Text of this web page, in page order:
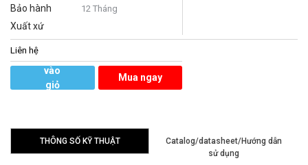
Bảo hành 12 Tháng
Xuất xứ
Liên hệ
vào
giỏ
Mua ngay
THÔNG SỐ KỸ THUẬT
Catalog/datasheet/Hướng dẫn
sử dụng